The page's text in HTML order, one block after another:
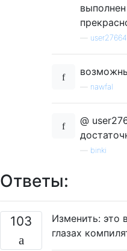
nawfal
@
binki
Ответы:
103
Изменить: это
глазах